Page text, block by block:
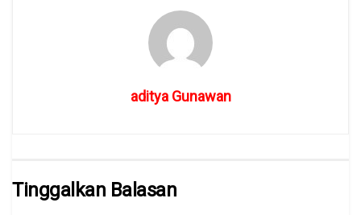
aditya Gunawan
Tinggalkan Balasan